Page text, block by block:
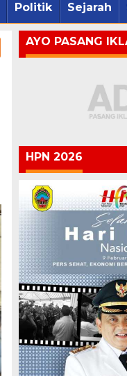
Politik Sejarah
AYO PASANG
HPN 2026